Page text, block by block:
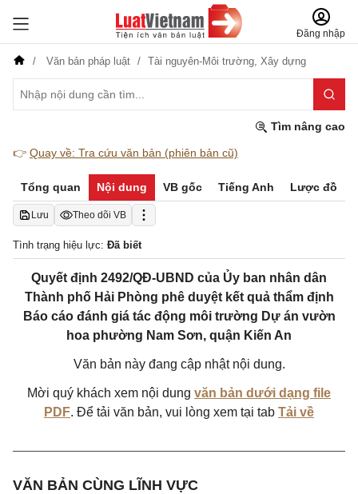
Đăng nhập
Văn bản pháp luật Tài nguyên-Môi trường, Xây dựng
Tìm nâng cao
👉 Quay về: Tra cứu văn bản (phiên bản cũ)
Tổng quan Nội dung VB gốc Tiếng Anh Lược đồ
Lưu Theo dõi VB
Tình trạng hiệu lực: Đã biết
Quyết định 2492/QĐ-UBND của Ủy ban nhân dân
Thành phố Hải Phòng phê duyệt kết quả thẩm định
Báo cáo đánh giá tác động môi trường Dự án vườn
hoa phường Nam Sơn, quận Kiến An
Văn bản này đang cập nhật nội dung.
Mời quý khách xem nội dung văn bản dưới dạng file
PDF. Để tải văn bản, vui lòng xem tại tab Tải về
VĂN BẢN CÙNG LĨNH VỰC